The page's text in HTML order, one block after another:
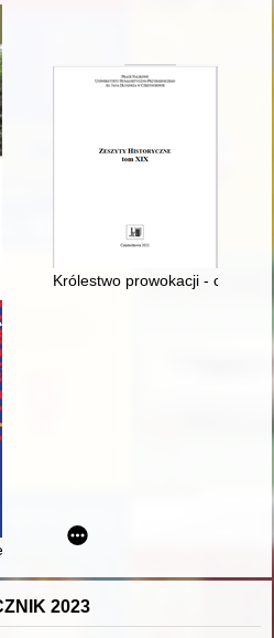
społeczny wymiar archeologii w
Królestwo prowokacji - czyli
Poznańskim w latach 1919-
2023